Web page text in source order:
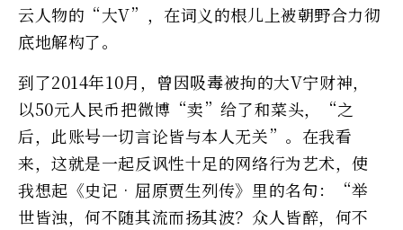
云人物的“大V”，在词义的根儿上被朝野合力彻
底地解构了。
到了2014年10月，曾因吸毒被拘的大V宁财神，
以50元人民币把微博“卖”给了和菜头，“之
后，此账号一切言论皆与本人无关”。在我看
来，这就是一起反讽性十足的网络行为艺术，使
我想起《史记•屈原贾生列传》里的名句：“举
世皆浊，何不随其流而扬其波？众人皆醉，何不